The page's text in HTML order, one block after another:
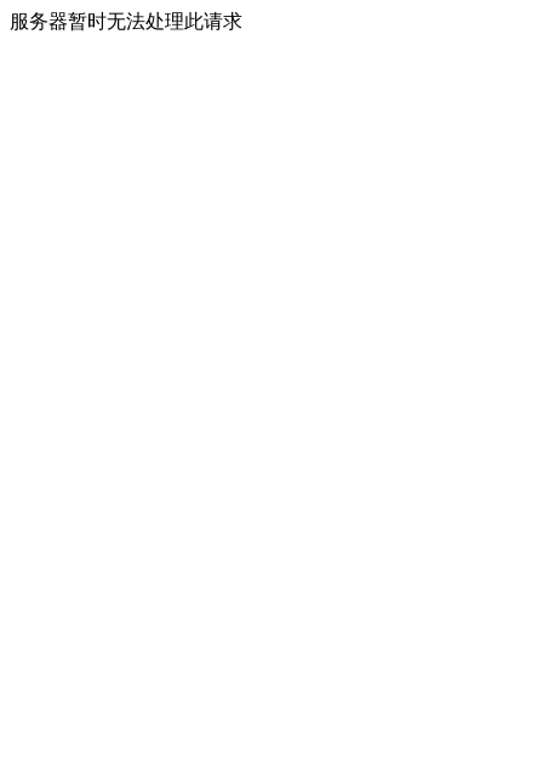
服务器暂时无法处理此请求